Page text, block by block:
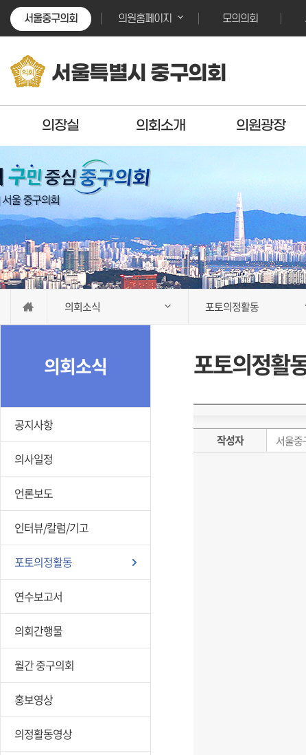
본문바로가기
본문바로가기
서울중구의회 의원홈페이지 모의의회
서울특별시 중구의회
의장실 의회소개 의원광장
의회소식 포토의정활동
의회소식
공지사항
의사일정
언론보도
인터뷰/칼럼/기고
포토의정활동
연수보고서
의회간행물
월간 중구의회
홍보영상
의정활동영상
포토의정활
작성자
서울중